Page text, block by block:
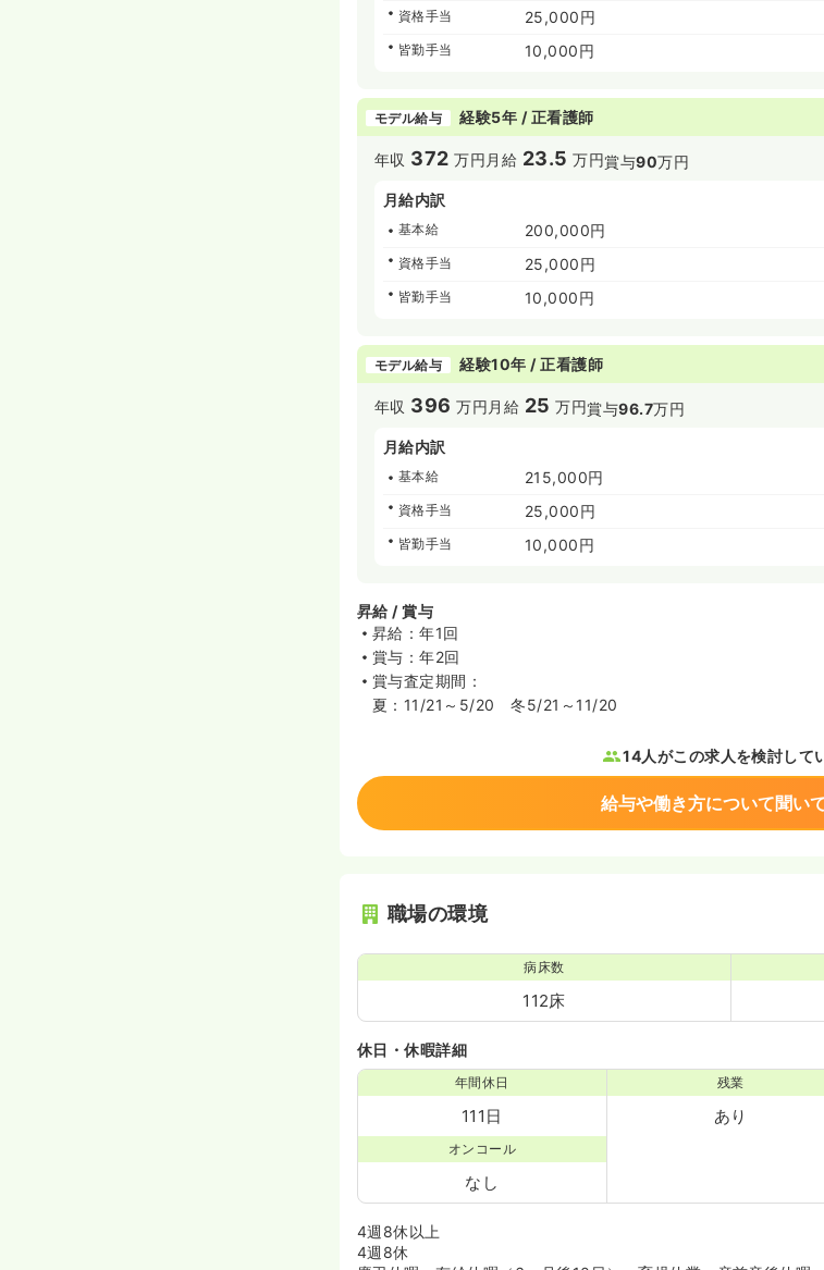
資格手当 25,000円
皆勤手当 10,000円
モデル給与 経験5年 / 正看護師
年収 372 万円 月給 23.5 万円賞与90万円
月給内訳
基本給 200,000円
資格手当 25,000円
皆勤手当 10,000円
モデル給与 経験10年 / 正看護師
年収 396 万円 月給 25 万円賞与96.7万円
月給内訳
基本給 215,000円
資格手当 25,000円
皆勤手当 10,000円
昇給 / 賞与
昇給：年1回
賞与：年2回
賞与査定期間：
夏：11/21～5/20 冬5/21～11/20
14人がこの求人を検討して
給与や働き方について聞い
職場の環境
病床数
112床
休日・休暇詳細
年間休日
111日
残業
あり
オンコール
なし
4週8休以上
4週8休